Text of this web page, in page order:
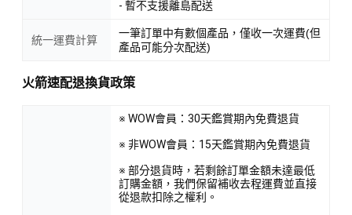
- 暫不支援離島配送
統一運費計算
一筆訂單中有數個產品，僅收一次運費(但
產品可能分次配送)
火箭速配退換貨政策
※ WOW會員：30天鑑賞期內免費退貨
※ 非WOW會員：15天鑑賞期內免費退貨
※ 部分退貨時，若剩餘訂單金額未達最低
訂購金額，我們保留補收去程運費並直接
從退款扣除之權利。